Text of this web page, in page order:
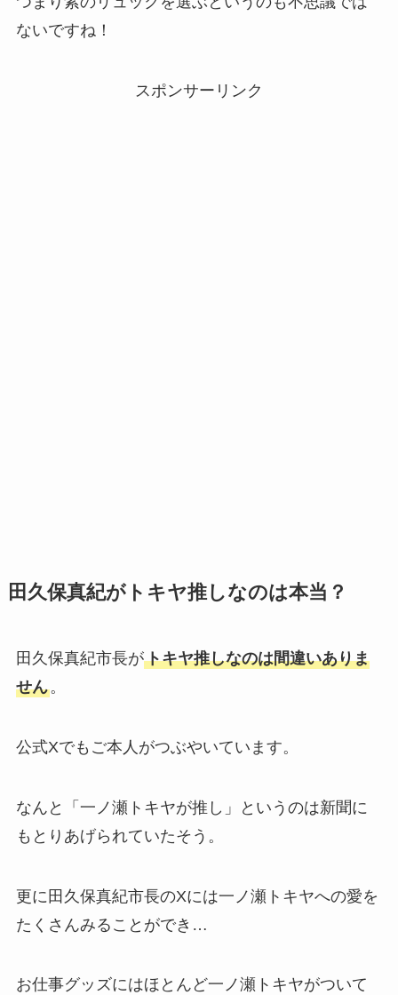
ないですね！
スポンサーリンク
田久保真紀がトキヤ推しなのは本当？
田久保真紀市長がトキヤ推しなのは間違いありま
せん。
公式Xでもご本人がつぶやいています。
なんと「一ノ瀬トキヤが推し」というのは新聞に
もとりあげられていたそう。
更に田久保真紀市長のXには一ノ瀬トキヤへの愛を
たくさんみることができ…
お仕事グッズにはほとんど一ノ瀬トキヤがついて